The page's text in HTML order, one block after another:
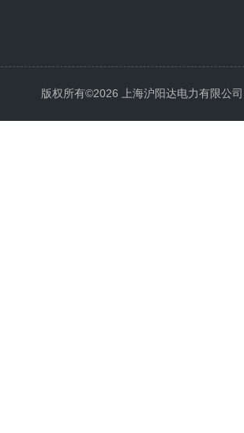
版权所有©2026 上海沪阳达电力有限公